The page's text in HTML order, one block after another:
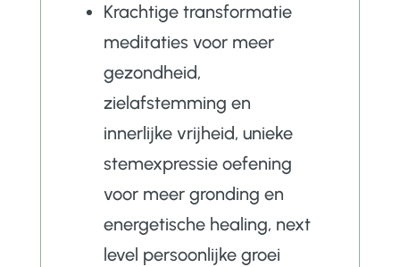
Krachtige transformatie
meditaties voor meer
gezondheid,
zielafstemming en
innerlijke vrijheid, unieke
stemexpressie oefening
voor meer gronding en
energetische healing, next
level persoonlijke groei